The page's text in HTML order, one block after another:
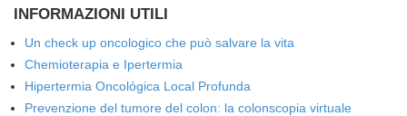
INFORMAZIONI UTILI
Un check up oncologico che può salvare la vita
Chemioterapia e Ipertermia
Hipertermia Oncológica Local Profunda
Prevenzione del tumore del colon: la colonscopia virtuale